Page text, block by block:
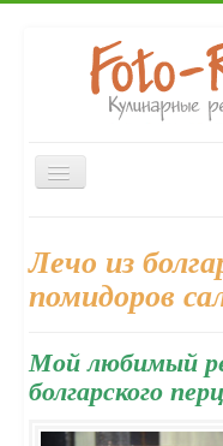
Включить/
выключить
Десерты
Выпечка
Форум
Лечо из
помидоров
Мой любимый
болгарского